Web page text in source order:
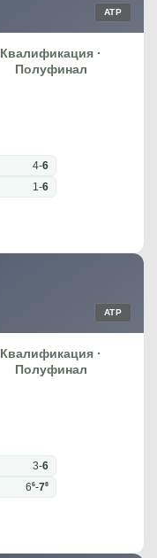
ATP
Квалификация ·
Полуфинал
4-6
1-6
ATP
Квалификация ·
Полуфинал
3-6
66-78